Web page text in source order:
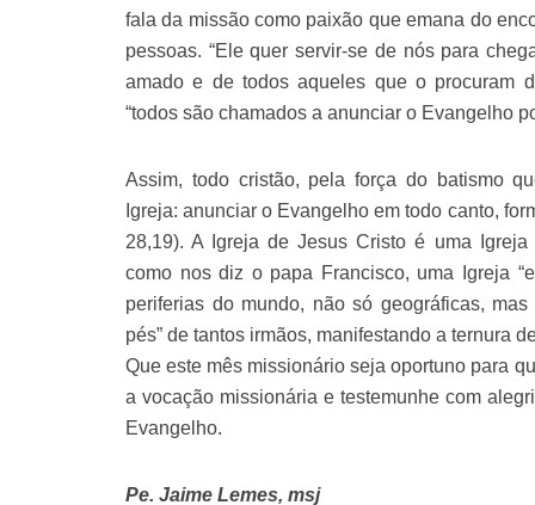
fala da missão como paixão que emana do
pessoas. “Ele quer servir-se de nós para
amado e de todos aqueles que o procuram
“todos são chamados a anunciar o Evangelho
Assim, todo cristão, pela força do batismo
Igreja: anunciar o Evangelho em todo canto,
28,19). A Igreja de Jesus Cristo é uma
como nos diz o papa Francisco, uma Igreja
periferias do mundo, não só geográficas,
pés” de tantos irmãos, manifestando a ternura
Que este mês missionário seja oportuno para
a vocação missionária e testemunhe com
Evangelho.
Pe. Jaime Lemes, msj